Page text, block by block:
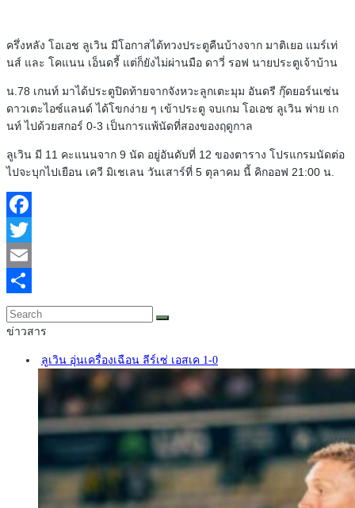
ครึ่งหลัง โอเอช ลูเวิน มีโอกาสได้ทวงประตูคืนบ้างจาก มาติเยอ แมร์เท่
นส์ และ โคแนน เอ็นดรี้ แต่ก็ยังไม่ผ่านมือ ดาวี่ รอฟ นายประตูเจ้าบ้าน
น.78 เกนท์ มาได้ประตูปิดท้ายจากจังหวะลูกเตะมุม อันดรี กุ๊ดยอร์นเซ่น
ดาวเตะไอซ์แลนด์ ได้โขกง่าย ๆ เข้าประตู จบเกม โอเอช ลูเวิน พ่าย เก
นท์ ไปด้วยสกอร์ 0-3 เป็นการแพ้นัดที่สองของฤดูกาล
ลูเวิน มี 11 คะแนนจาก 9 นัด อยู่อันดับที่ 12 ของตาราง โปรแกรมนัดต่อ
ไปจะบุกไปเยือน เควี มิเชเลน วันเสาร์ที่ 5 ตุลาคม นี้ คิกออฟ 21:00 น.​
Facebook
Twitter
Email
Share
ข่าวสาร
ลูเวิน อุ่นเครื่องเฉือน ลีร์เซ่ เอสเค 1-0